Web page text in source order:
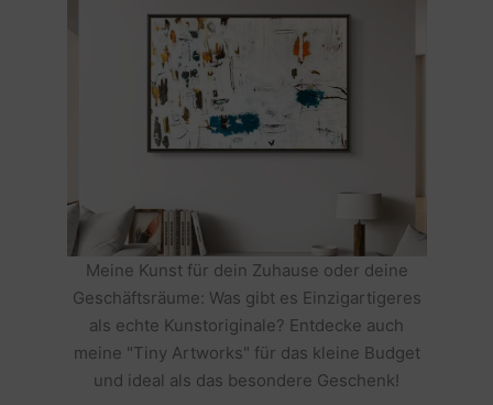
Meine Kunst für dein Zuhause oder deine
Geschäftsräume: Was gibt es Einzigartigeres
als echte Kunstoriginale? Entdecke auch
meine "Tiny Artworks" für das kleine Budget
und ideal als das besondere Geschenk!